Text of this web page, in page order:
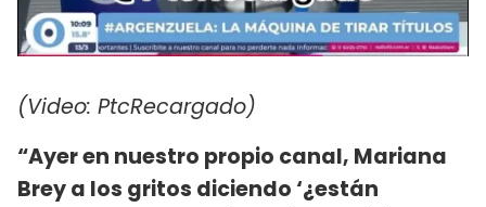
(Video: PtcRecargado)
“Ayer en nuestro propio canal, Mariana
Brey a los gritos diciendo ‘¿están